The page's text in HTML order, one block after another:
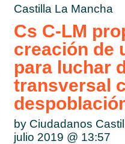
Castilla La Mancha
Cs C-LM
creación de
para luchar
transversal
by Ciudadanos
julio 2019 @ 13:57